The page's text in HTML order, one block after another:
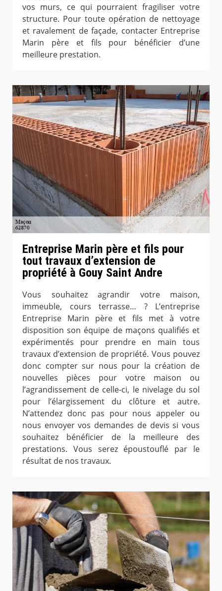
vos murs, ce qui pourraient fragiliser votre
structure. Pour toute opération de nettoyage
et ravalement de façade, contacter Entreprise
Marin père et fils pour bénéficier d’une
meilleure prestation.
Entreprise Marin père et fils pour
tout travaux d’extension de
propriété à Gouy Saint Andre
Vous souhaitez agrandir votre maison,
immeuble, cours terrasse… ? L’entreprise
Entreprise Marin père et fils met à votre
disposition son équipe de maçons qualifiés et
expérimentés pour prendre en main tous
travaux d’extension de propriété. Vous pouvez
donc compter sur nous pour la création de
nouvelles pièces pour votre maison ou
l’agrandissement de celle-ci, le nivelage du sol
pour l’élargissement du clôture et autre.
N’attendez donc pas pour nous appeler ou
nous envoyer vos demandes de devis si vous
souhaitez bénéficier de la meilleure des
prestations. Vous serez époustouflé par le
résultat de nos travaux.